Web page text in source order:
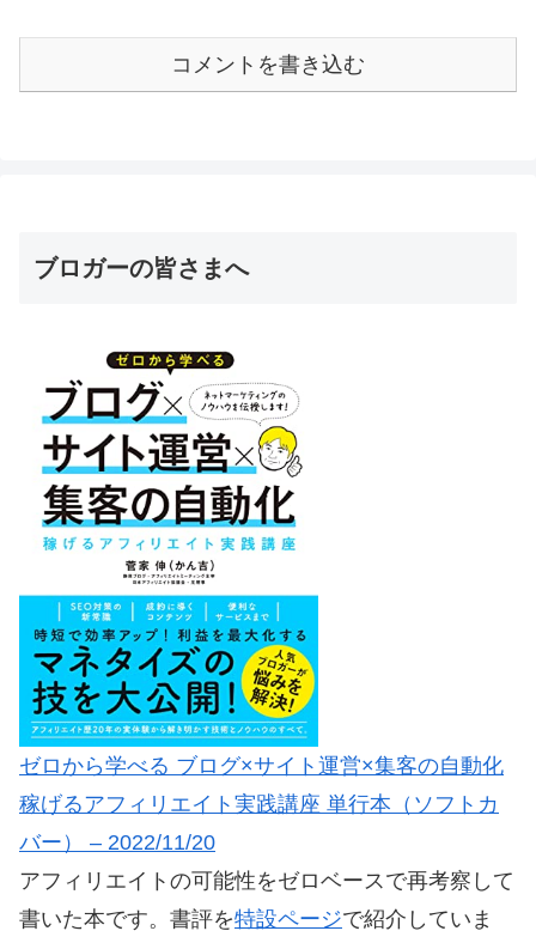
コメントを書き込む
ブロガーの皆さまへ
ゼロから学べる ブログ×サイト運営×集客の自動化
稼げるアフィリエイト実践講座 単行本（ソフトカ
バー） – 2022/11/20
アフィリエイトの可能性をゼロベースで再考察して
書いた本です。書評を特設ページで紹介していま